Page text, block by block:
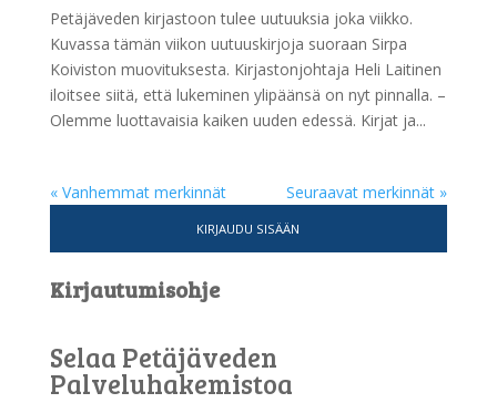
Petäjäveden kirjastoon tulee uutuuksia joka viikko.
Kuvassa tämän viikon uutuuskirjoja suoraan Sirpa
Koiviston muovituksesta. Kirjastonjohtaja Heli Laitinen
iloitsee siitä, että lukeminen ylipäänsä on nyt pinnalla. –
Olemme luottavaisia kaiken uuden edessä. Kirjat ja...
« Vanhemmat merkinnät Seuraavat merkinnät »
KIRJAUDU SISÄÄN
Kirjautumisohje
Selaa Petäjäveden
Palveluhakemistoa